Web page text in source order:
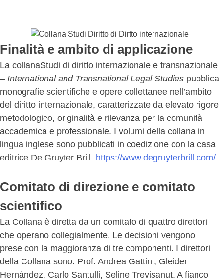
Finalità e ambito di applicazione
La collanaStudi di diritto internazionale e transnazionale
– International and Transnational Legal Studies pubblica
monografie scientifiche e opere collettanee nell’ambito
del diritto internazionale, caratterizzate da elevato rigore
metodologico, originalità e rilevanza per la comunità
accademica e professionale. I volumi della collana in
lingua inglese sono pubblicati in coedizione con la casa
editrice De Gruyter Brill https://www.degruyterbrill.com/
Comitato di direzione e comitato
scientifico
La Collana è diretta da un comitato di quattro direttori
che operano collegialmente. Le decisioni vengono
prese con la maggioranza di tre componenti. I direttori
della Collana sono: Prof. Andrea Gattini, Gleider
Hernández, Carlo Santulli, Seline Trevisanut. A fianco